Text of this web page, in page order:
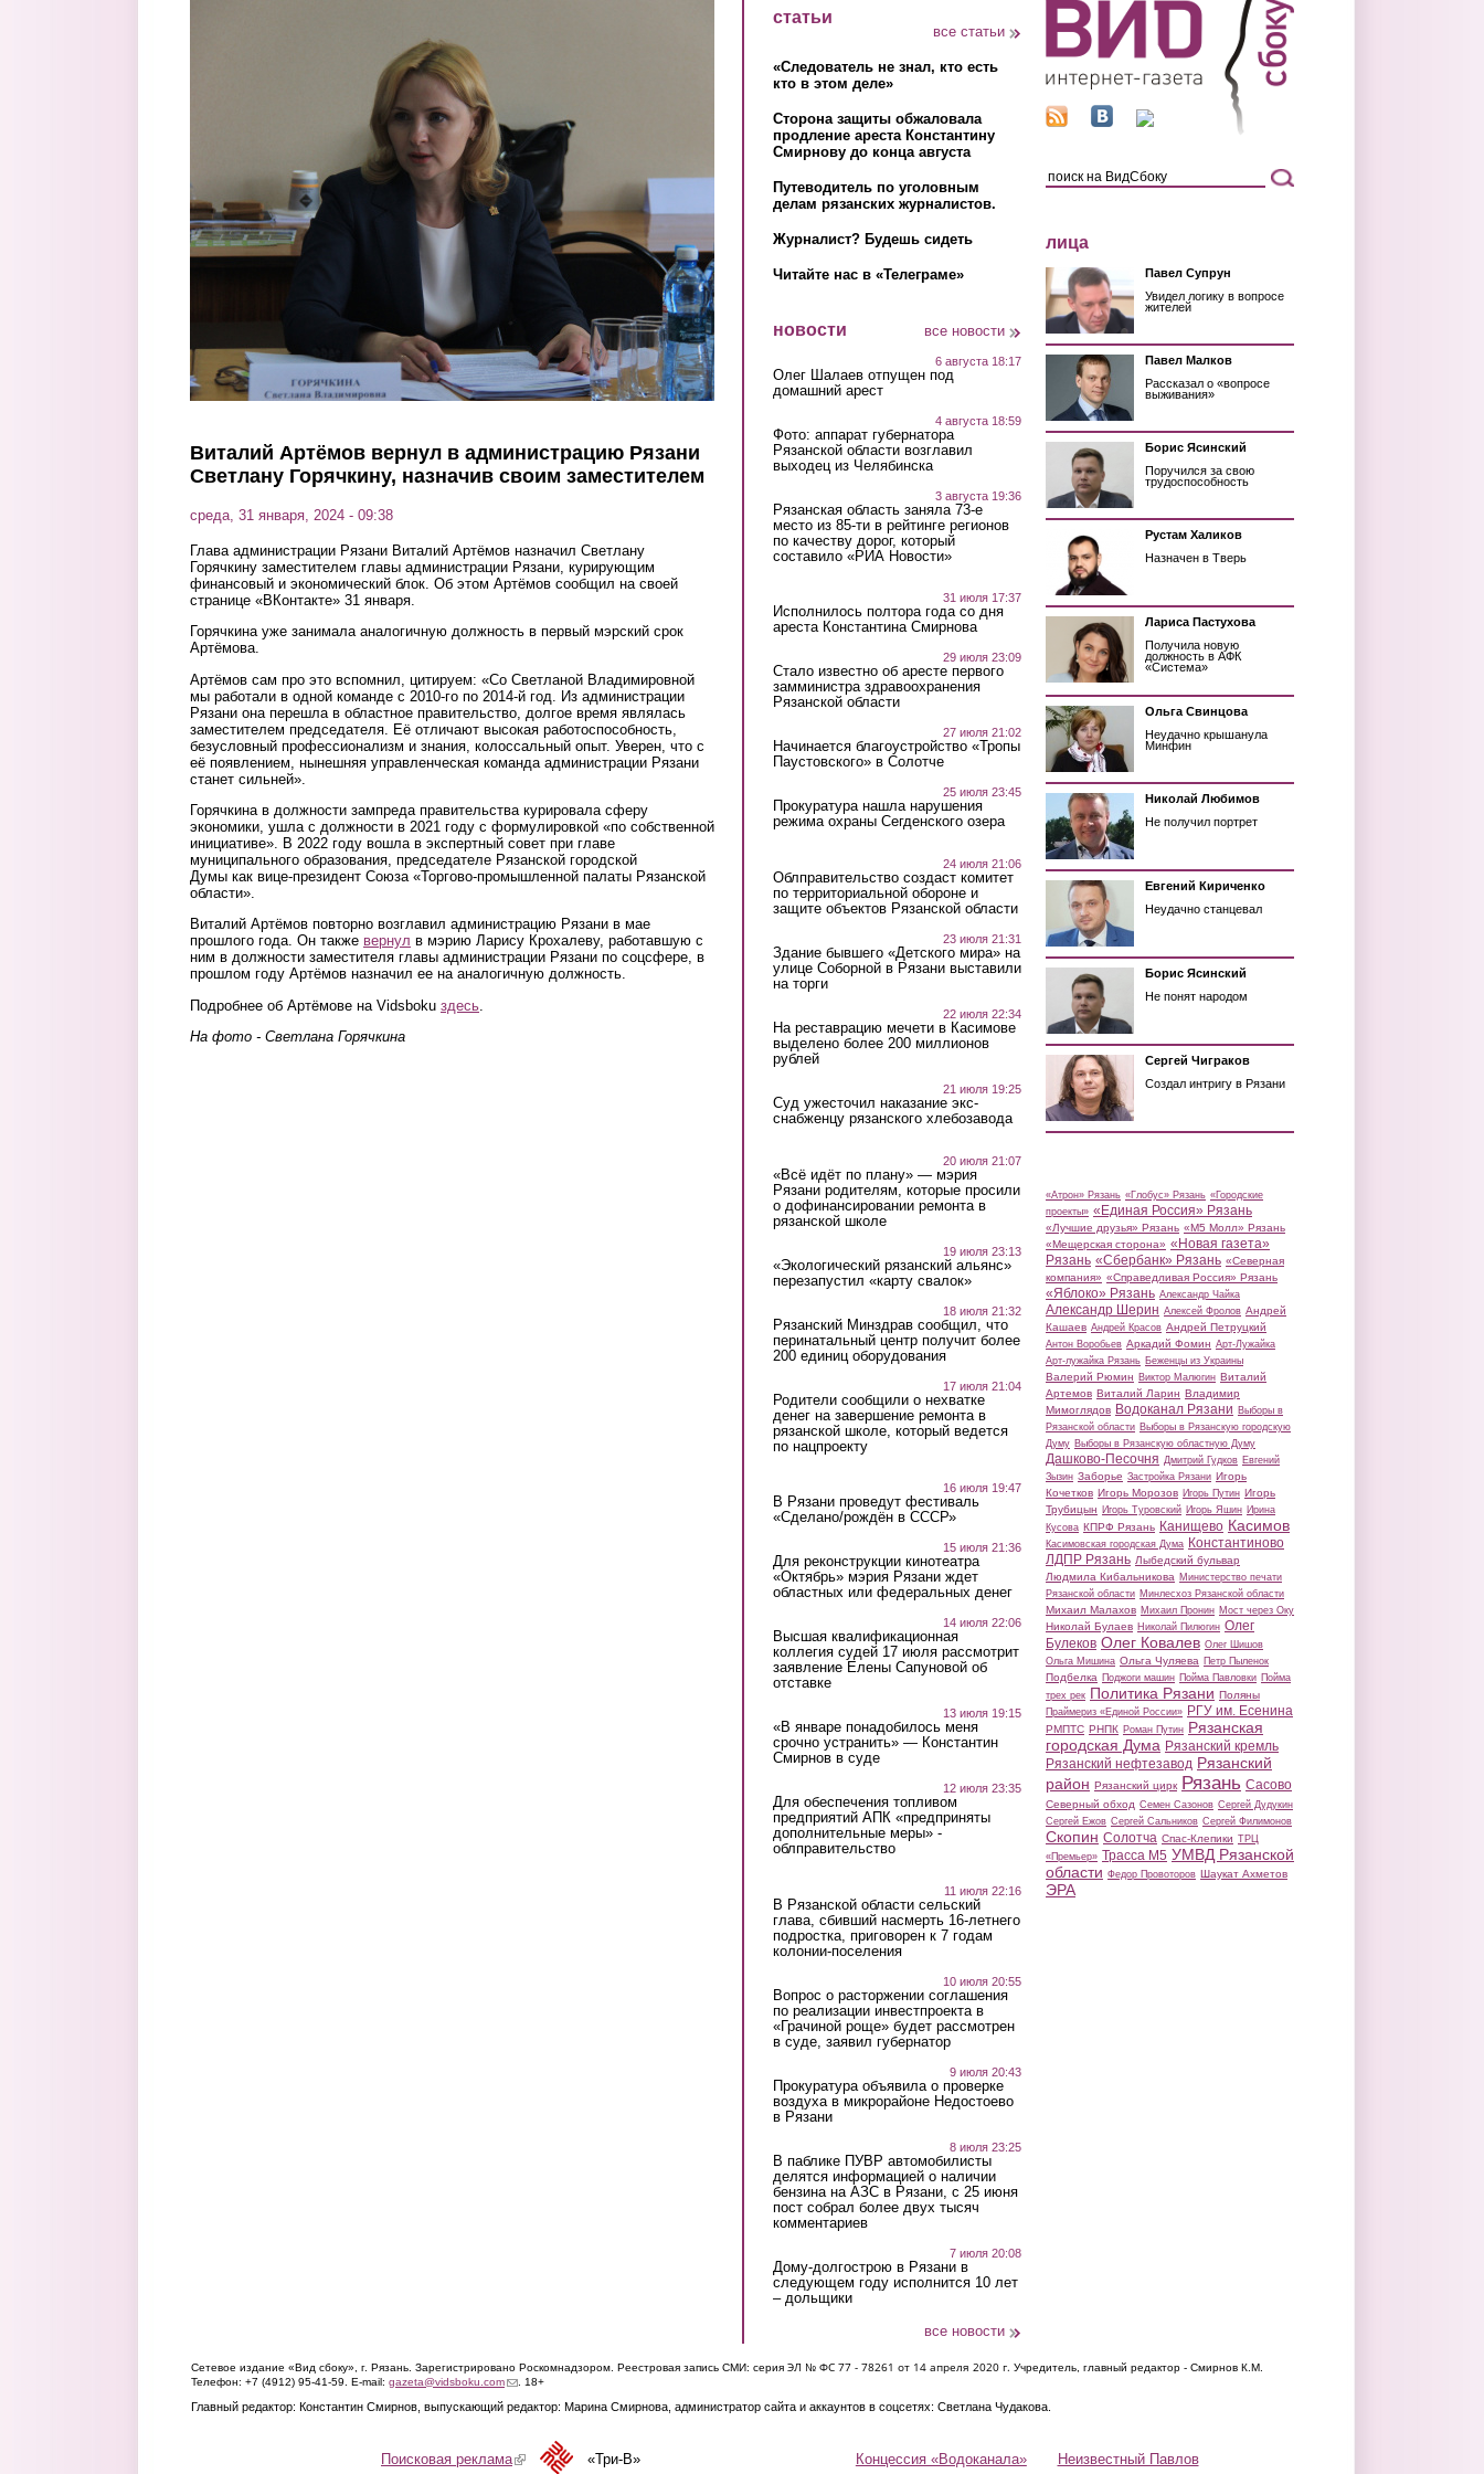
Виталий Артёмов вернул в администрацию Рязани
Светлану Горячкину, назначив своим заместителем
среда, 31 января, 2024 - 09:38
Глава администрации Рязани Виталий Артёмов назначил Светлану
Горячкину заместителем главы администрации Рязани, курирующим
финансовый и экономический блок. Об этом Артёмов сообщил на своей
странице «ВКонтакте» 31 января.
Горячкина уже занимала аналогичную должность в первый мэрский срок
Артёмова.
Артёмов сам про это вспомнил, цитируем: «Со Светланой Владимировной
мы работали в одной команде с 2010-го по 2014-й год. Из администрации
Рязани она перешла в областное правительство, долгое время являлась
заместителем председателя. Её отличают высокая работоспособность,
безусловный профессионализм и знания, колоссальный опыт. Уверен, что с
её появлением, нынешняя управленческая команда администрации Рязани
станет сильней».
Горячкина в должности зампреда правительства курировала сферу
экономики, ушла с должности в 2021 году с формулировкой «по собственной
инициативе». В 2022 году вошла в экспертный совет при главе
муниципального образования, председателе Рязанской городской
Думы как вице-президент Союза «Торгово-промышленной палаты Рязанской
области».
Виталий Артёмов повторно возглавил администрацию Рязани в мае
прошлого года. Он также вернул в мэрию Ларису Крохалеву, работавшую с
ним в должности заместителя главы администрации Рязани по соцсфере, в
прошлом году Артёмов назначил ее на аналогичную должность.
Подробнее об Артёмове на Vidsboku здесь
На фото - Светлана Горячкина
статьи
все статьи
«Следователь не знал, кто есть
кто в этом деле»
Сторона защиты обжаловала
продление ареста Константину
Смирнову до конца августа
Путеводитель по уголовным
делам рязанских журналистов.
Журналист? Будешь сидеть
Читайте нас в «Телеграме»
новости все новости
6 августа 18:17
Олег Шалаев отпущен под
домашний арест
4 августа 18:59
Фото: аппарат губернатора
Рязанской области возглавил
выходец из Челябинска
3 августа 19:36
Рязанская область заняла 73-е
место из 85-ти в рейтинге регионов
по качеству дорог, который
составило «РИА Новости»
31 июля 17:37
Исполнилось полтора года со дня
ареста Константина Смирнова
29 июля 23:09
Стало известно об аресте первого
замминистра здравоохранения
Рязанской области
27 июля 21:02
Начинается благоустройство «Тропы
Паустовского» в Солотче
25 июля 23:45
Прокуратура нашла нарушения
режима охраны Сегденского озера
24 июля 21:06
Облправительство создаст комитет
по территориальной обороне и
защите объектов Рязанской области
23 июля 21:31
Здание бывшего «Детского мира» на
улице Соборной в Рязани выставили
на торги
22 июля 22:34
На реставрацию мечети в Касимове
выделено более 200 миллионов
рублей
21 июля 19:25
Суд ужесточил наказание экс-
снабженцу рязанского хлебозавода
20 июля 21:07
«Всё идёт по плану» — мэрия
Рязани родителям, которые просили
о дофинансировании ремонта в
рязанской школе
19 июля 23:13
«Экологический рязанский альянс»
перезапустил «карту свалок»
18 июля 21:32
Рязанский Минздрав сообщил, что
перинатальный центр получит более
200 единиц оборудования
17 июля 21:04
Родители сообщили о нехватке
денег на завершение ремонта в
рязанской школе, который ведется
по нацпроекту
16 июля 19:47
В Рязани проведут фестиваль
«Сделано/рождён в СССР»
15 июля 21:36
Для реконструкции кинотеатра
«Октябрь» мэрия Рязани ждет
областных или федеральных денег
14 июля 22:06
Высшая квалификационная
коллегия судей 17 июля рассмотрит
заявление Елены Сапуновой об
отставке
13 июля 19:15
«В январе понадобилось меня
срочно устранить» — Константин
Смирнов в суде
12 июля 23:35
Для обеспечения топливом
предприятий АПК «предприняты
дополнительные меры» -
облправительство
11 июля 22:16
В Рязанской области сельский
глава, сбивший насмерть 16-летнего
подростка, приговорен к 7 годам
колонии-поселения
10 июля 20:55
Вопрос о расторжении соглашения
по реализации инвестпроекта в
«Грачиной роще» будет рассмотрен
в суде, заявил губернатор
9 июля 20:43
Прокуратура объявила о проверке
воздуха в микрорайоне Недостоево
в Рязани
8 июля 23:25
В паблике ПУВР автомобилисты
делятся информацией о наличии
бензина на АЗС в Рязани, с 25 июня
пост собрал более двух тысяч
комментариев
7 июля 20:08
Дому-долгострою в Рязани в
следующем году исполнится 10 лет
– дольщики
все новости
лица
Павел Супрун
Увидел логику в вопросе
жителей
Павел Малков
Рассказал о «вопросе
выживания»
Борис Ясинский
Поручился за свою
трудоспособность
Рустам Халиков
Назначен в Тверь
Лариса Пастухова
Получила новую
должность в АФК
«Система»
Ольга Свинцова
Неудачно крышанула
Минфин
Николай Любимов
Не получил портрет
Евгений Кириченко
Неудачно станцевал
Борис Ясинский
Не понят народом
Сергей Чиграков
Создал интригу в Рязани
«Атрон» Рязань «Глобус» Рязань «Городские
проекты» «Единая Россия» Рязань
«Лучшие друзья» Рязань «М5 Молл» Рязань
«Мещерская сторона» «Новая газета»
Рязань «Сбербанк» Рязань «Северная
компания» «Справедливая Россия» Рязань
«Яблоко» Рязань Александр Чайка
Александр Шерин Алексей Фролов Андрей
Кашаев Андрей Красов Андрей Петруцкий
Антон Воробьев Аркадий Фомин Арт-Лужайка
Арт-лужайка Рязань Беженцы из Украины
Валерий Рюмин Виктор Малюгин Виталий
Артемов Виталий Ларин Владимир
Мимоглядов Водоканал Рязани Выборы в
Рязанской области Выборы в Рязанскую городскую
Думу Выборы в Рязанскую областную Думу
Дашково-Песочня Дмитрий Гудков Евгений
Зызин Заборье Застройка Рязани Игорь
Кочетков Игорь Морозов Игорь Путин Игорь
Трубицын Игорь Туровский Игорь Яшин Ирина
Кусова КПРФ Рязань Канищево Касимов
Касимовская городская Дума Константиново
ЛДПР Рязань Лыбедский бульвар
Людмила Кибальникова Министерство печати
Рязанской области Минлесхоз Рязанской области
Михаил Малахов Михаил Пронин Мост через Оку
Николай Булаев Николай Пилюгин Олег
Булеков Олег Ковалев Олег Шишов
Ольга Мишина Ольга Чуляева Петр Пыленок
Подбелка Поджоги машин Пойма Павловки Пойма
трех рек Политика Рязани Поляны
Праймериз «Единой России» РГУ им. Есенина
РМПТС РНПК Роман Путин Рязанская
городская Дума Рязанский кремль
Рязанский нефтезавод Рязанский
район Рязанский цирк Рязань Сасово
Северный обход Семен Сазонов Сергей Дудукин
Сергей Ежов Сергей Сальников Сергей Филимонов
Скопин Солотча Спас-Клепики ТРЦ
«Премьер» Трасса М5 УМВД Рязанской
области Федор Провоторов Шаукат Ахметов
ЭРА
Сетевое издание «Вид сбоку», г. Рязань. Зарегистрировано Роскомнадзором. Реестровая запись СМИ: серия ЭЛ № ФС 77 - 78261 от 14 апреля 2020 г. Учредитель, главный редактор - Смирнов К.М.
Телефон: +7 (4912) 95-41-59. E-mail: gazeta@vidsboku.com(link sends e-mail)
. 18+
Главный редактор: Константин Смирнов, выпускающий редактор: Марина Смирнова, администратор сайта и аккаунтов в соцсетях: Светлана Чудакова.
Концессия «Водоканала» Неизвестный Павлов
Поисковая реклама(link is external)«Три-В»